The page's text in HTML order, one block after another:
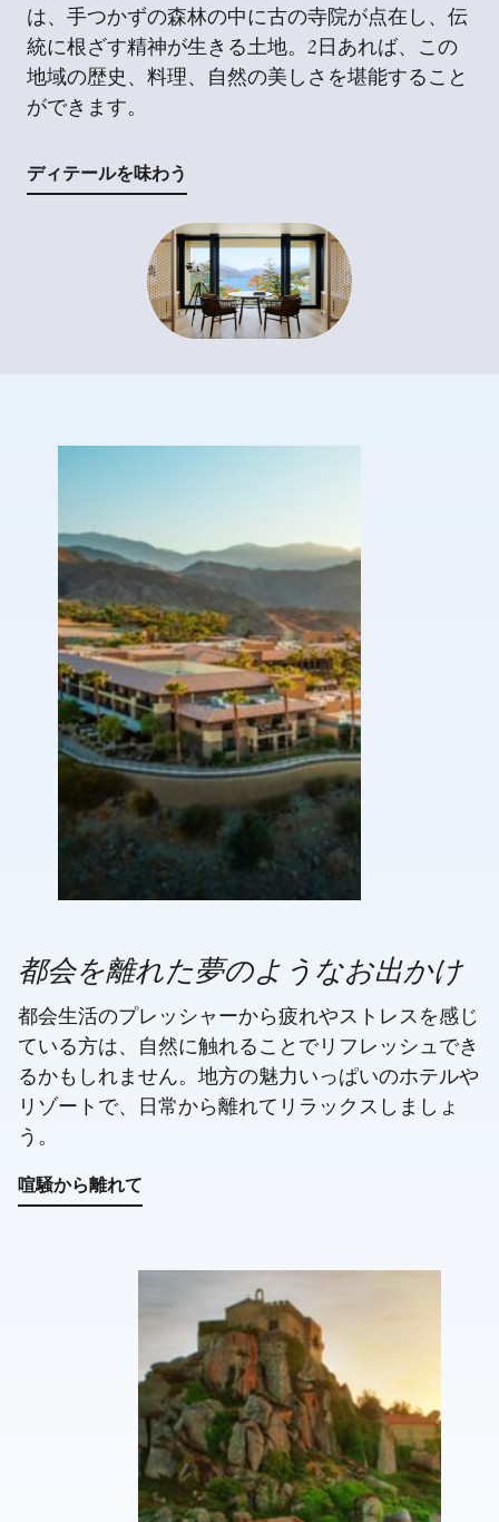
は、手つかずの森林の中に古の寺院が点在し、伝
統に根ざす精神が生きる土地。2日あれば、この
地域の歴史、料理、自然の美しさを堪能すること
ができます。
ディテールを味わう
都会を離れた夢のようなお出かけ
都会生活のプレッシャーから疲れやストレスを感じ
ている方は、自然に触れることでリフレッシュでき
るかもしれません。地方の魅力いっぱいのホテルや
リゾートで、日常から離れてリラックスしましょ
う。
喧騒から離れて